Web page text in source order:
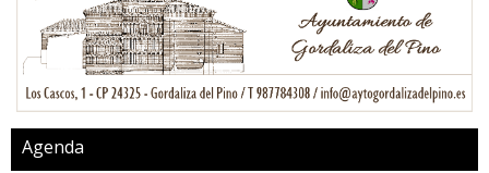
Agenda